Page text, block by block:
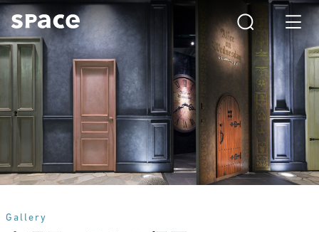
Gallery